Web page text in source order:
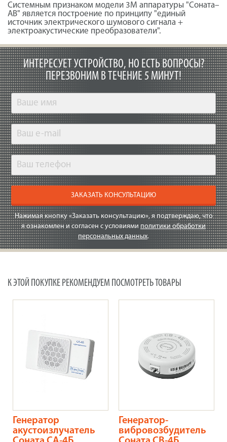
Системным признаком модели 3М аппаратуры "Соната–
АВ" является построение по принципу "единый
источник электрического шумового сигнала +
электроакустические преобразователи".
ИНТЕРЕСУЕТ УСТРОЙСТВО, НО ЕСТЬ ВОПРОСЫ?
ПЕРЕЗВОНИМ В ТЕЧЕНИЕ 5 МИНУТ!
ЗАКАЗАТЬ КОНСУЛЬТАЦИЮ
Нажимая кнопку «Заказать консультацию», я подтверждаю, что
я ознакомлен и согласен с условиями политики обработки
персональных данных.
К ЭТОЙ ПОКУПКЕ РЕКОМЕНДУЕМ ПОСМОТРЕТЬ ТОВАРЫ
Генератор
акустоизлучатель
Генератор-
вибровозбудитель